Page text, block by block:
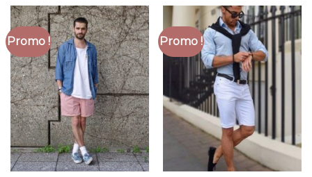
Promo ! Promo !